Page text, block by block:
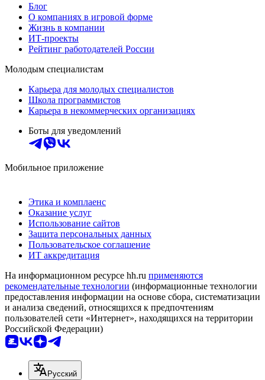
Блог
О компаниях в игровой форме
Жизнь в компании
ИТ-проекты
Рейтинг работодателей России
Молодым специалистам
Карьера для молодых специалистов
Школа программистов
Карьера в некоммерческих организациях
Боты для уведомлений
Мобильное приложение
Этика и комплаенс
Оказание услуг
Использование сайтов
Защита персональных данных
Пользовательское соглашение
ИТ аккредитация
На информационном ресурсе hh.ru применяются
рекомендательные технологии (информационные технологии
предоставления информации на основе сбора, систематизации
и анализа сведений, относящихся к предпочтениям
пользователей сети «Интернет», находящихся на территории
Российской Федерации)
Русский